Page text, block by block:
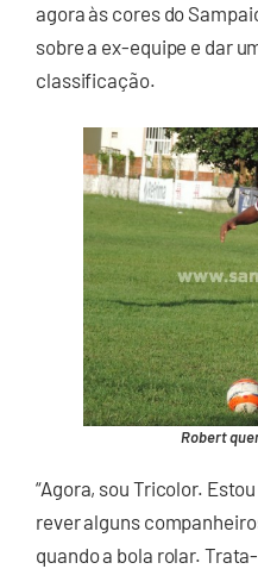
agora às cores do
sobre a ex-equipe e dar
classificação.
Robert
“Agora, sou Tricolor.
rever alguns
quando a bola rolar.